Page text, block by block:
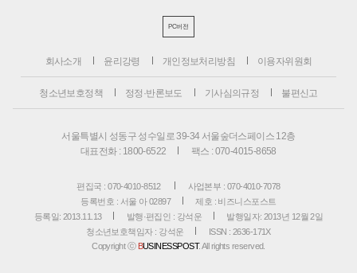
PC버전
회사소개 윤리강령 개인정보처리방침 이용자위원회
청소년보호정책 정정·반론보도 기사심의규정 불편신고
서울특별시 성동구 성수일로 39-34 서울숲더스페이스 12층
대표전화 : 1800-6522
팩스 : 070-4015-8658
편집국 : 070-4010-8512
사업본부 : 070-4010-7078
등록번호 : 서울 아 02897
제호 : 비즈니스포스트
등록일: 2013.11.13
발행·편집인 : 강석운
발행일자: 2013년 12월 2일
청소년보호책임자 : 강석운
ISSN : 2636-171X
Copyright ⓒ BUSINESSPOST. All rights reserved.